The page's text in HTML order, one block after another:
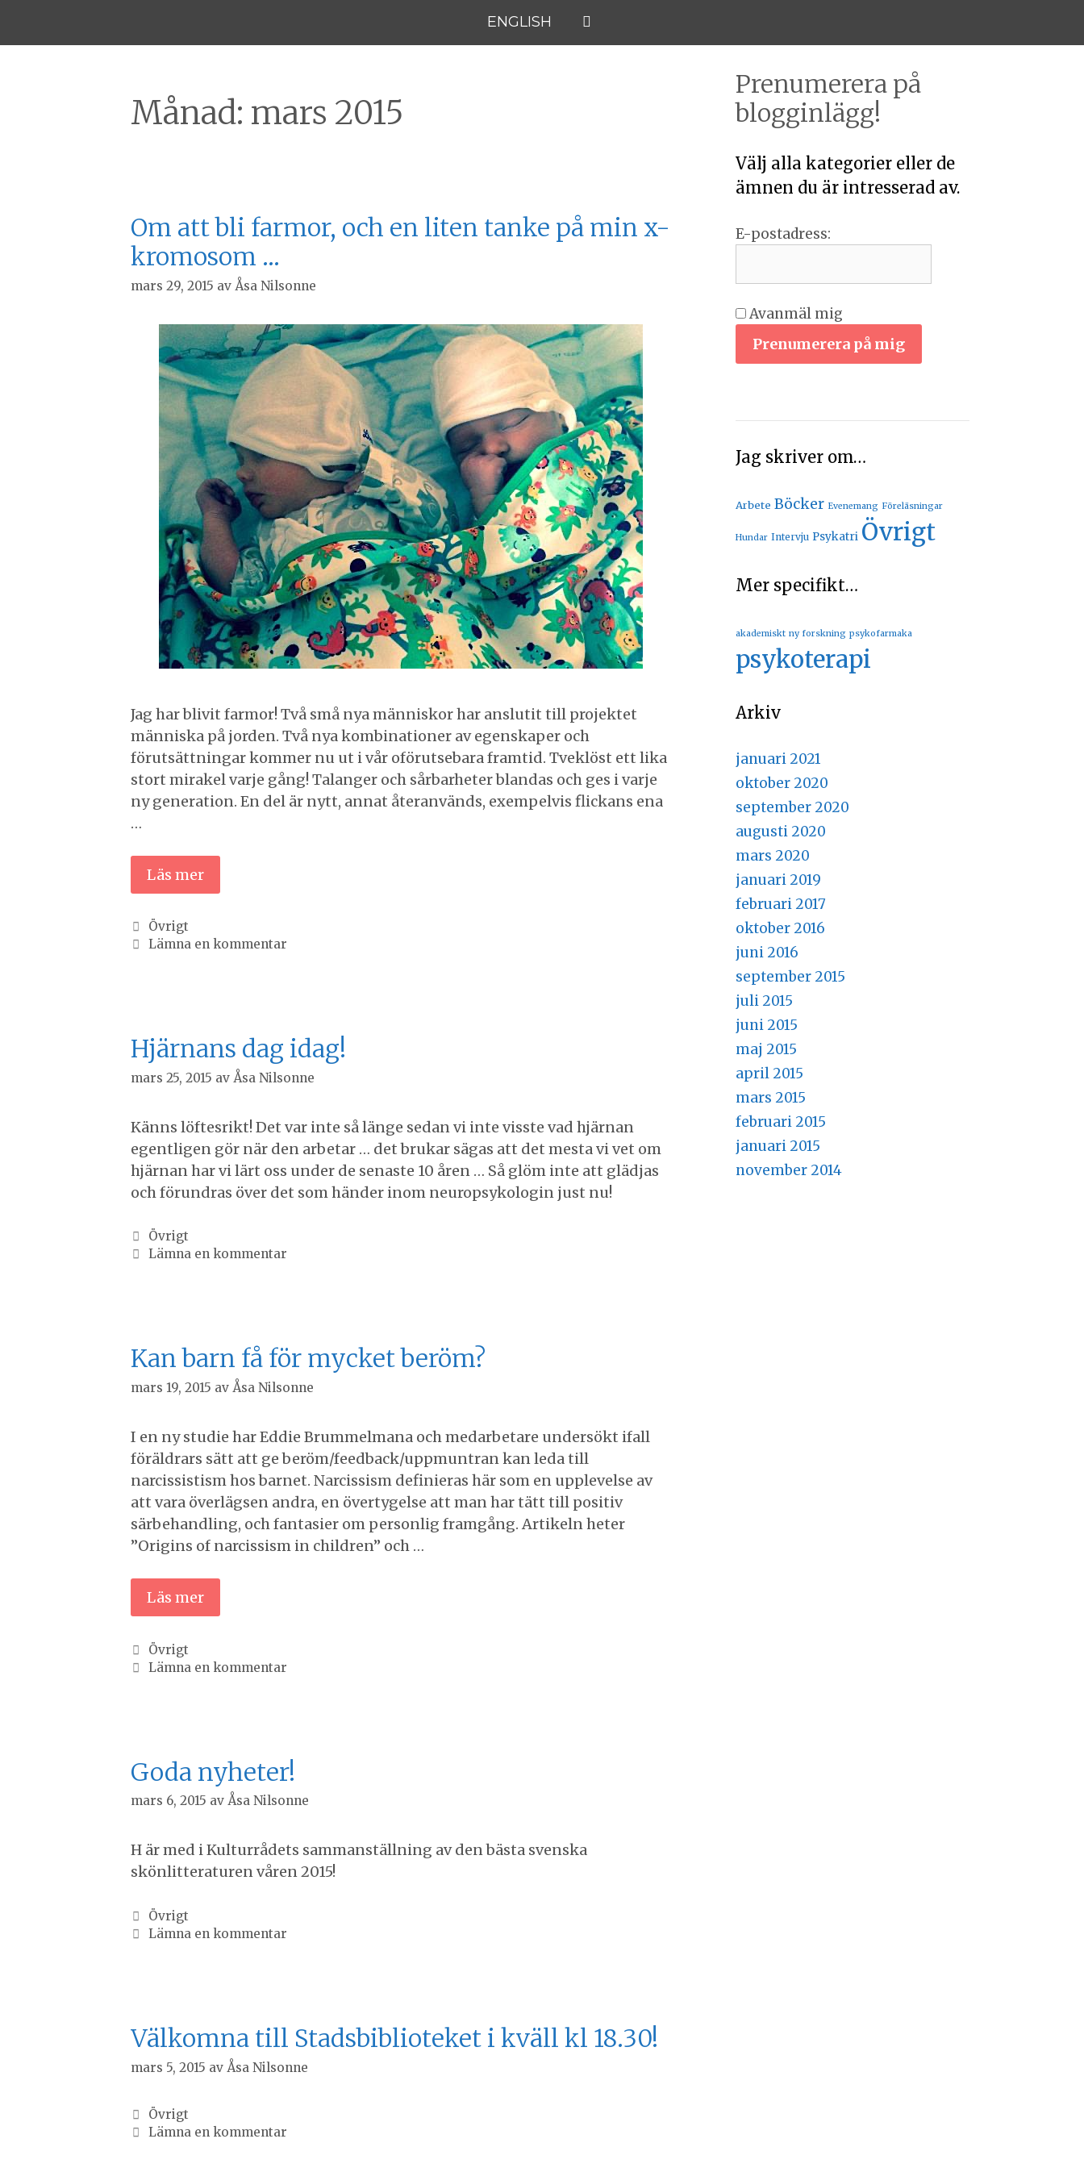
ENGLISH
Månad: mars 2015
Om att bli farmor, och en liten tanke på min x-
kromosom …
mars 29, 2015 av Åsa Nilsonne
Jag har blivit farmor! Två små nya människor har anslutit till projektet
människa på jorden. Två nya kombinationer av egenskaper och
förutsättningar kommer nu ut i vår oförutsebara framtid. Tveklöst ett lika
stort mirakel varje gång! Talanger och sårbarheter blandas och ges i varje
ny generation. En del är nytt, annat återanvänds, exempelvis flickans ena
…
Läs mer
Kategorier
Övrigt
Lämna en kommentar
Hjärnans dag idag!
mars 25, 2015 av Åsa Nilsonne
Känns löftesrikt! Det var inte så länge sedan vi inte visste vad hjärnan
egentligen gör när den arbetar … det brukar sägas att det mesta vi vet om
hjärnan har vi lärt oss under de senaste 10 åren … Så glöm inte att glädjas
och förundras över det som händer inom neuropsykologin just nu!
Kategorier
Övrigt
Lämna en kommentar
Kan barn få för mycket beröm?
mars 19, 2015 av Åsa Nilsonne
I en ny studie har Eddie Brummelmana och medarbetare undersökt ifall
föräldrars sätt att ge beröm/feedback/uppmuntran kan leda till
narcissistism hos barnet. Narcissism definieras här som en upplevelse av
att vara överlägsen andra, en övertygelse att man har tätt till positiv
särbehandling, och fantasier om personlig framgång. Artikeln heter
”Origins of narcissism in children” och …
Läs mer
Kategorier
Övrigt
Lämna en kommentar
Goda nyheter!
mars 6, 2015 av Åsa Nilsonne
H är med i Kulturrådets sammanställning av den bästa svenska
skönlitteraturen våren 2015!
Kategorier
Övrigt
Lämna en kommentar
Välkomna till Stadsbiblioteket i kväll kl 18.30!
mars 5, 2015 av Åsa Nilsonne
Kategorier
Övrigt
Lämna en kommentar
Prenumerera på
blogginlägg!
Välj alla kategorier eller de
ämnen du är intresserad av.
E-postadress:
Avanmäl mig
Prenumerera på mig
Jag skriver om…
Arbete Böcker Evenemang Föreläsningar
Hundar Intervju Psykatri Övrigt
Mer specifikt…
akademiskt ny forskning psykofarmaka
psykoterapi
Arkiv
januari 2021
oktober 2020
september 2020
augusti 2020
mars 2020
januari 2019
februari 2017
oktober 2016
juni 2016
september 2015
juli 2015
juni 2015
maj 2015
april 2015
mars 2015
februari 2015
januari 2015
november 2014